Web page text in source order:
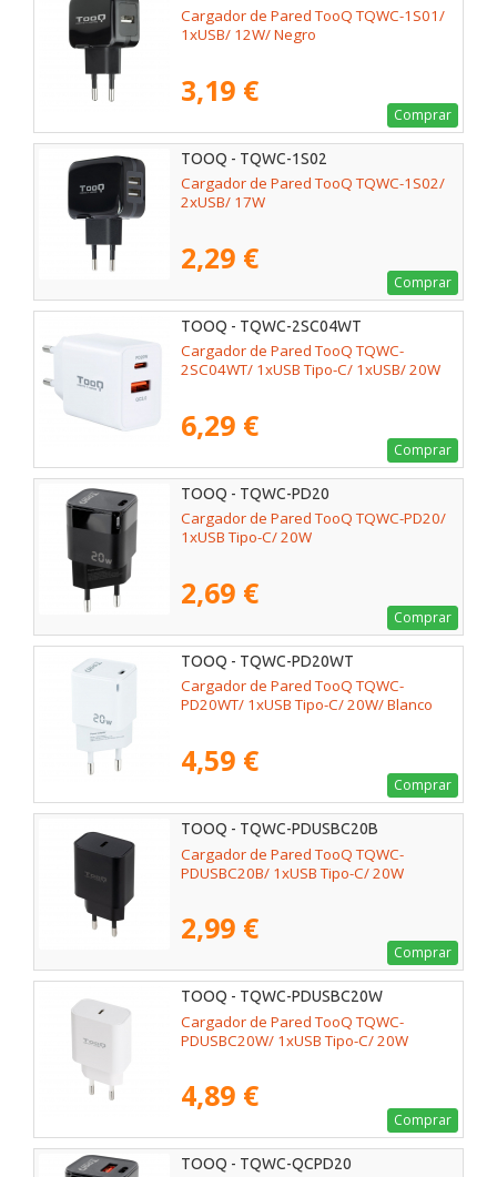
Cargador de Pared TooQ TQWC-1S01/
1xUSB/ 12W/ Negro
3,19 €
Comprar
TOOQ - TQWC-1S02
Cargador de Pared TooQ TQWC-1S02/
2xUSB/ 17W
2,29 €
Comprar
TOOQ - TQWC-2SC04WT
Cargador de Pared TooQ TQWC-
2SC04WT/ 1xUSB Tipo-C/ 1xUSB/ 20W
6,29 €
Comprar
TOOQ - TQWC-PD20
Cargador de Pared TooQ TQWC-PD20/
1xUSB Tipo-C/ 20W
2,69 €
Comprar
TOOQ - TQWC-PD20WT
Cargador de Pared TooQ TQWC-
PD20WT/ 1xUSB Tipo-C/ 20W/ Blanco
4,59 €
Comprar
TOOQ - TQWC-PDUSBC20B
Cargador de Pared TooQ TQWC-
PDUSBC20B/ 1xUSB Tipo-C/ 20W
2,99 €
Comprar
TOOQ - TQWC-PDUSBC20W
Cargador de Pared TooQ TQWC-
PDUSBC20W/ 1xUSB Tipo-C/ 20W
4,89 €
Comprar
TOOQ - TQWC-QCPD20